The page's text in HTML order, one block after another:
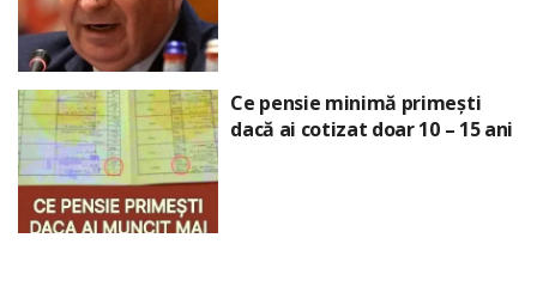
Ce pensie minimă primești
dacă ai cotizat doar 10 – 15 ani